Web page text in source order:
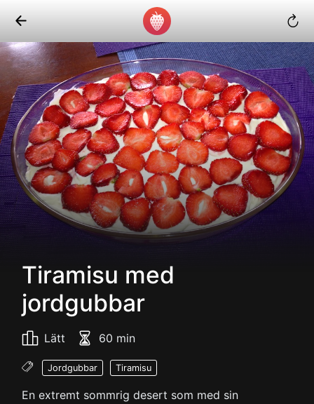
Tiramisu med
jordgubbar
Lätt 60 min
Jordgubbar Tiramisu
En extremt sommrig desert som med sin